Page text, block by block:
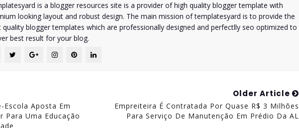
is a blogger resources site is a provider of high quality blogger template with
looking layout and robust design. The main mission of templatesyard is to provide the
quality blogger templates which are professionally designed and perfectlly seo optimized to
best result for your blog.
Aposta Em
Para Uma Educação
Older Article
Empreiteira É Contratada Por Quase R$ 3 Milhões
Para Serviço De Manutenção Em Prédio Da AL